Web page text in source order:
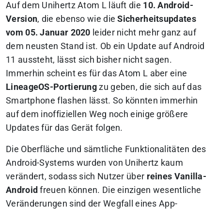
Auf dem Unihertz Atom L läuft die 10. Android-
Version, die ebenso wie dieSicherheitsupdates
vom 05. Januar 2020 leider nicht mehr ganz auf
dem neusten Stand ist. Ob ein Update auf Android
11 aussteht, lässt sich bisher nicht sagen.
Immerhin scheint es für das Atom L aber eine
LineageOS-Portierung zu geben, die sich auf das
Smartphone flashen lässt. So könnten immerhin
auf dem inoffiziellen Weg noch einige größere
Updates für das Gerät folgen.
Die Oberfläche und sämtliche Funktionalitäten des
Android-Systems wurden von Unihertz kaum
verändert, sodass sich Nutzer über reines Vanilla-
Android freuen können. Die einzigen wesentliche
Veränderungen sind der Wegfall eines App-